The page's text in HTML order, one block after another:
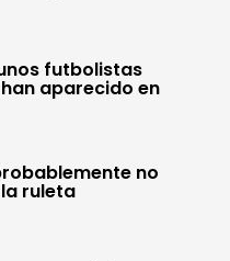
futbolistas
aparecido en
no
ruleta